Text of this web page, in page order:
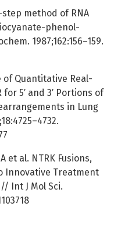
step method of RNA
phenol-
1987;162:156–159.
of Quantitative Real-
5′ and 3′ Portions of
in Lung
et al. NTRK Fusions,
Innovative Treatment
Int J Mol Sci.